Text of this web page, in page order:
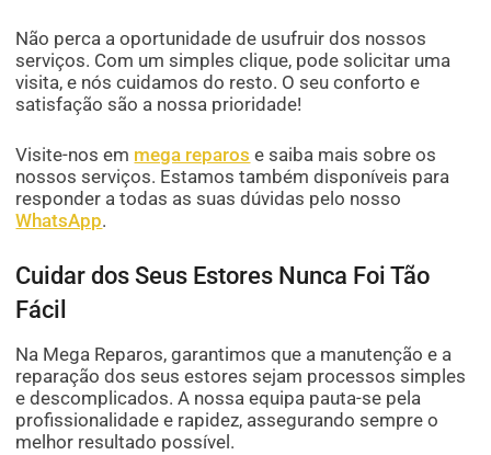
Não perca a oportunidade de usufruir dos nossos
serviços. Com um simples clique, pode solicitar uma
visita, e nós cuidamos do resto. O seu conforto e
satisfação são a nossa prioridade!
Visite-nos em mega reparos e saiba mais sobre os
nossos serviços. Estamos também disponíveis para
responder a todas as suas dúvidas pelo nosso
WhatsApp.
Cuidar dos Seus Estores Nunca Foi Tão
Fácil
Na Mega Reparos, garantimos que a manutenção e a
reparação dos seus estores sejam processos simples
e descomplicados. A nossa equipa pauta-se pela
profissionalidade e rapidez, assegurando sempre o
melhor resultado possível.